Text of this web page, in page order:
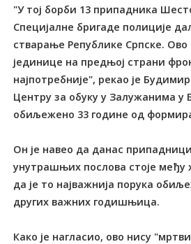
"У тој борби 13 припадника
Специјалне бригаде полиције
стварање Републике Српске.
јединице на предњој страни
најпотребније", рекао је
Центру за обуку у Залужанима у
обиљежено 33 године од
Он је навео да данас
унутрашњих послова стоје међу
да је то најважнија порука
других важних годишњица.
Како је нагласио, ово нису